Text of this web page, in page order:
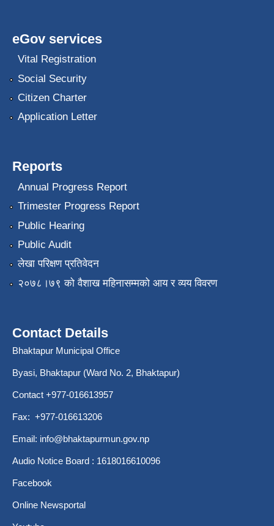
eGov services
Vital Registration
Social Security
Citizen Charter
Application Letter
Reports
Annual Progress Report
Trimester Progress Report
Public Hearing
Public Audit
लेखा परिक्षण प्रतिवेदन
२०७८।७९ को वैशाख महिनासम्मको आय र व्यय विवरण
Contact Details
Bhaktapur Municipal Office
Byasi, Bhaktapur (Ward No. 2, Bhaktapur)
Contact +977-016613957
Fax: +977-016613206
Email: info@bhaktapurmun.gov.np
Audio Notice Board : 1618016610096
Facebook
Online Newsportal